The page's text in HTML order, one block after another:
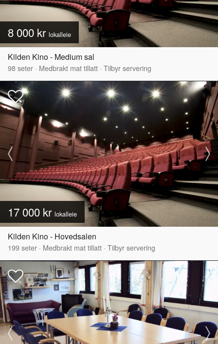
8 000 kr lokalleie
Kilden Kino - Medium sal
98seter · Medbrakt mat tillatt · Tilbyr servering
17 000 kr lokalleie
Kilden Kino - Hovedsalen
199seter · Medbrakt mat tillatt · Tilbyr servering